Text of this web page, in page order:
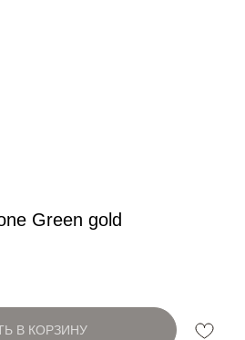
Green gold
В КОРЗИНУ